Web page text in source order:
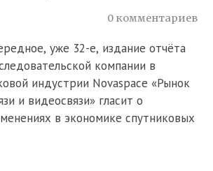
0 комментариев
уже 32-е, издание отчёта
компании в
индустрии Novaspace «Рынок
и видеосвязи» гласит о
в экономике спутниковых